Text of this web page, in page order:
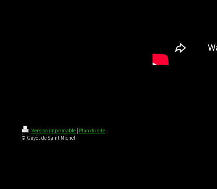
Version imprimable | Plan du site
© Guyot de Saint Michel